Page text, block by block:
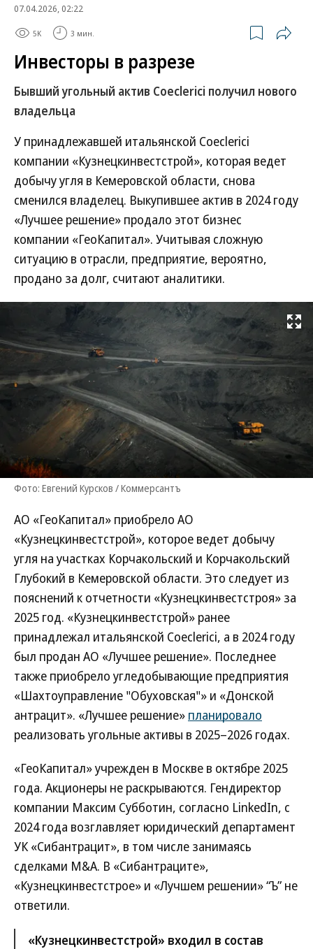
07.04.2026, 02:22
5K 3 мин.
Инвесторы в разрезе
Бывший угольный актив Coeclerici получил нового
владельца
У принадлежавшей итальянской Coeclerici
компании «Кузнецкинвестстрой», которая ведет
добычу угля в Кемеровской области, снова
сменился владелец. Выкупившее актив в 2024 году
«Лучшее решение» продало этот бизнес
компании «ГеоКапитал». Учитывая сложную
ситуацию в отрасли, предприятие, вероятно,
продано за долг, считают аналитики.
Развернуть
Фото: Евгений Курсков / Коммерсантъ
АО «ГеоКапитал» приобрело АО
«Кузнецкинвестстрой», которое ведет добычу
угля на участках Корчакольский и Корчакольский
Глубокий в Кемеровской области. Это следует из
пояснений к отчетности «Кузнецкинвестстроя» за
2025 год. «Кузнецкинвестстрой» ранее
принадлежал итальянской Coeclerici, а в 2024 году
был продан АО «Лучшее решение». Последнее
также приобрело угледобывающие предприятия
«Шахтоуправление "Обуховская"» и «Донской
антрацит». «Лучшее решение» планировало
реализовать угольные активы в 2025–2026 годах.
«ГеоКапитал» учрежден в Москве в октябре 2025
года. Акционеры не раскрываются. Гендиректор
компании Максим Субботин, согласно LinkedIn, с
2024 года возглавляет юридический департамент
УК «Сибантрацит», в том числе занимаясь
сделками M&A. В «Сибантраците»,
«Кузнецкинвестстрое» и «Лучшем решении» “Ъ” не
ответили.
«Кузнецкинвестстрой» входил в состав